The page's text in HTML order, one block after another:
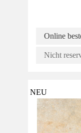
Online
Nicht
NEU